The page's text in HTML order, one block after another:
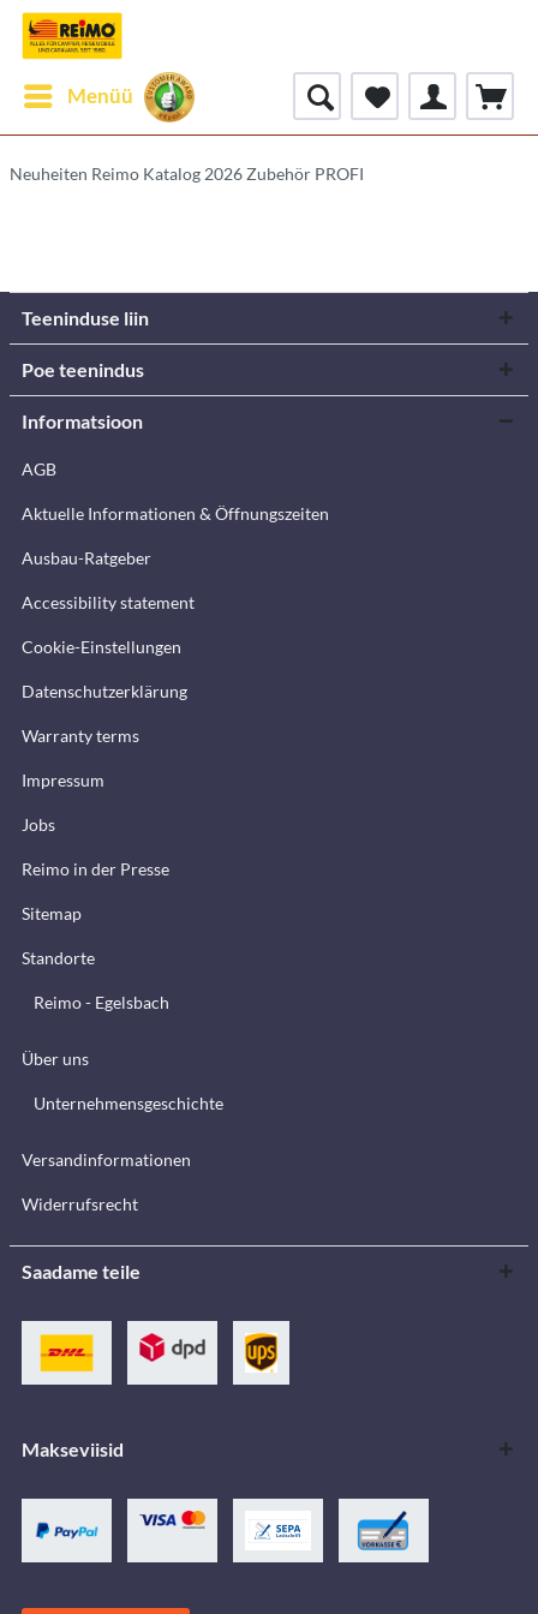
Menüü
Neuheiten Reimo Katalog 2026 Zubehör PROFI
Teeninduse liin
Poe teenindus
Informatsioon
AGB
Aktuelle Informationen & Öffnungszeiten
Ausbau-Ratgeber
Accessibility statement
Cookie-Einstellungen
Datenschutzerklärung
Warranty terms
Impressum
Jobs
Reimo in der Presse
Sitemap
Standorte
Reimo - Egelsbach
Über uns
Unternehmensgeschichte
Versandinformationen
Widerrufsrecht
Saadame teile
Makseviisid